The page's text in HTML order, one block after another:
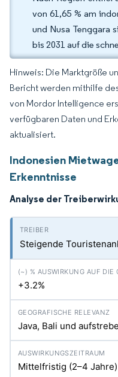
von 61,65 % am
und Nusa Tenggara
bis 2031 auf die
Hinweis: Die Marktgröße
Bericht werden mithilfe
von Mordor Intelligence
verfügbaren Daten und
aktualisiert.
Indonesien
Erkenntnisse
Analyse der
Steigende
+3.2%
Java, Bali und
Mittelfristig (2–4 Jahre)